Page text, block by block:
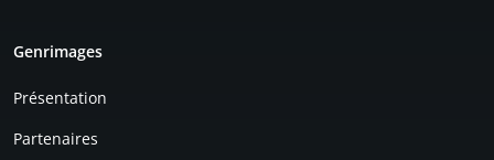
Genrimages
Présentation
Partenaires